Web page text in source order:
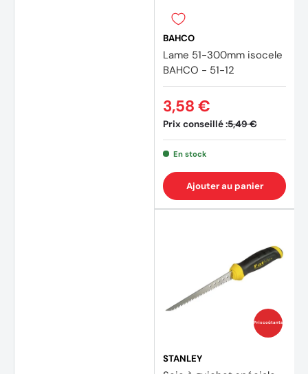
BAHCO
Lame 51-300mm isocele
BAHCO - 51-12
Prix conseillé :5,49 €
3,58 €
En stock
Ajouter au panier
Prix coûtants
STANLEY